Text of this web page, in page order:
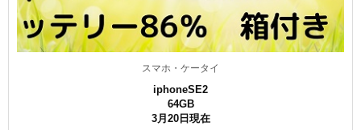
スマホ・ケータイ
iphoneSE2
64GB
3月20日現在